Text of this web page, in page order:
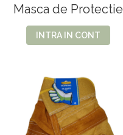
Masca de Protectie
tip Plasa 13.90
INTRA IN CONT